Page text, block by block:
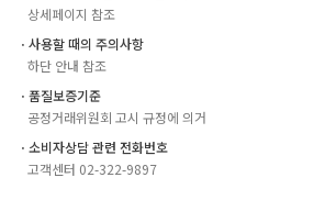
상세페이지 참조
ㆍ사용할 때의 주의사항
하단 안내 참조
ㆍ품질보증기준
공정거래위원회 고시 규정에 의거
ㆍ소비자상담 관련 전화번호
고객센터 02-322-9897